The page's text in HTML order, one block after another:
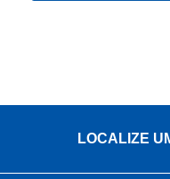
LOCALIZE